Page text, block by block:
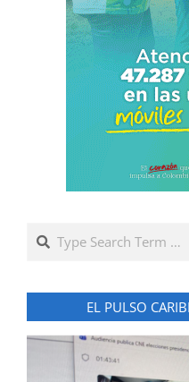
Search
EL PULSO